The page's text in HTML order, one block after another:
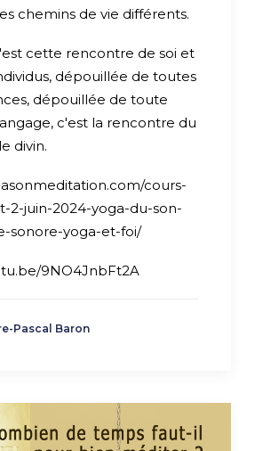
chemins de vie différents.
cette rencontre de soi et
dépouillée de toutes
dépouillée de toute
c'est la rencontre du
divin.
cours-
2-juin-2024-yoga-du-son-
sonore-yoga-et-foi/
9NO4JnbFt2A
Pascal Baron